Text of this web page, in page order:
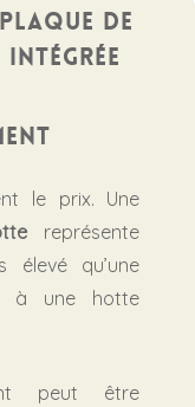
de
le prix. Une
représente
élevé qu’une
à une hotte
peut être